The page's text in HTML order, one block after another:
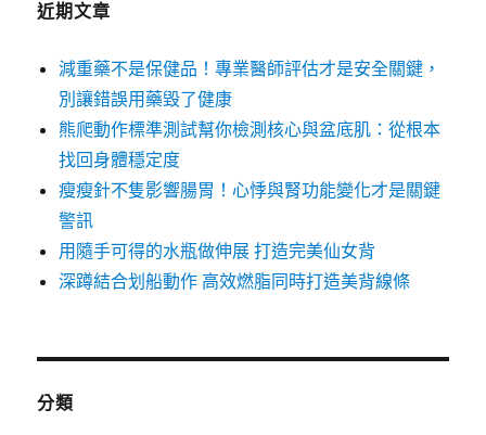
近期文章
減重藥不是保健品！專業醫師評估才是安全關鍵，
別讓錯誤用藥毀了健康
熊爬動作標準測試幫你檢測核心與盆底肌：從根本
找回身體穩定度
瘦瘦針不隻影響腸胃！心悸與腎功能變化才是關鍵
警訊
用隨手可得的水瓶做伸展 打造完美仙女背
深蹲結合划船動作 高效燃脂同時打造美背線條
分類